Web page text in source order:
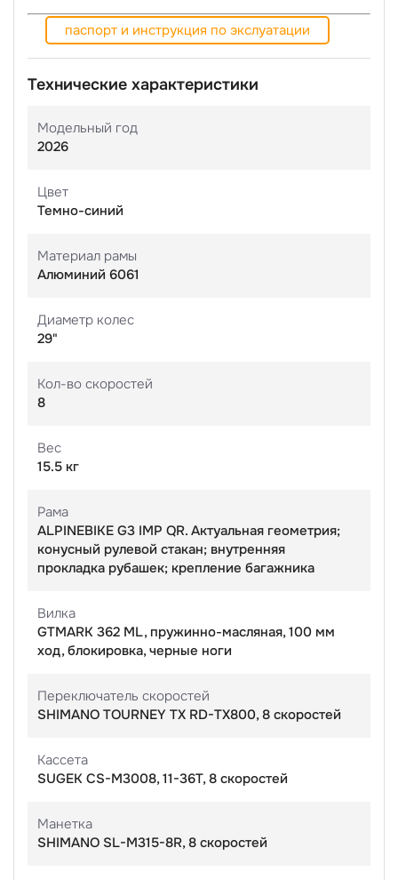
паспорт и инструкция по экслуатации
Технические характеристики
Модельный год
2026
Цвет
Темно-синий
Материал рамы
Алюминий 6061
Диаметр колес
29"
Кол-во скоростей
8
Вес
15.5 кг
Рама
ALPINEBIKE G3 IMP QR. Актуальная геометрия;
конусный рулевой стакан; внутренняя
прокладка рубашек; крепление багажника
Вилка
GTMARK 362 ML, пружинно-масляная, 100 мм
ход, блокировка, черные ноги
Переключатель скоростей
SHIMANO TOURNEY TX RD-TX800, 8 скоростей
Кассета
SUGEK CS-M3008, 11-36T, 8 скоростей
Манетка
SHIMANO SL-M315-8R, 8 скоростей